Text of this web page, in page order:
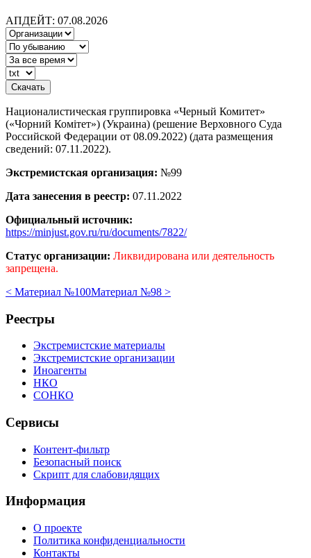
АПДЕЙТ: 07.08.2026
Националистическая группировка «Черный Комитет»
(«Чорний Комiтет») (Украина) (решение Верховного Суда
Российской Федерации от 08.09.2022) (дата размещения
сведений: 07.11.2022).
Экстремистская организация: №99
Дата занесения в реестр: 07.11.2022
Официальный источник:
https://minjust.gov.ru/ru/documents/7822/
Статус организации: Ликвидирована или деятельность
запрещена.
< Материал №100Материал №98 >
Реестры
Экстремистские материалы
Экстремистские организации
Иноагенты
НКО
СОНКО
Сервисы
Контент-фильтр
Безопасный поиск
Скрипт для слабовидящих
Информация
О проекте
Политика конфиденциальности
Контакты